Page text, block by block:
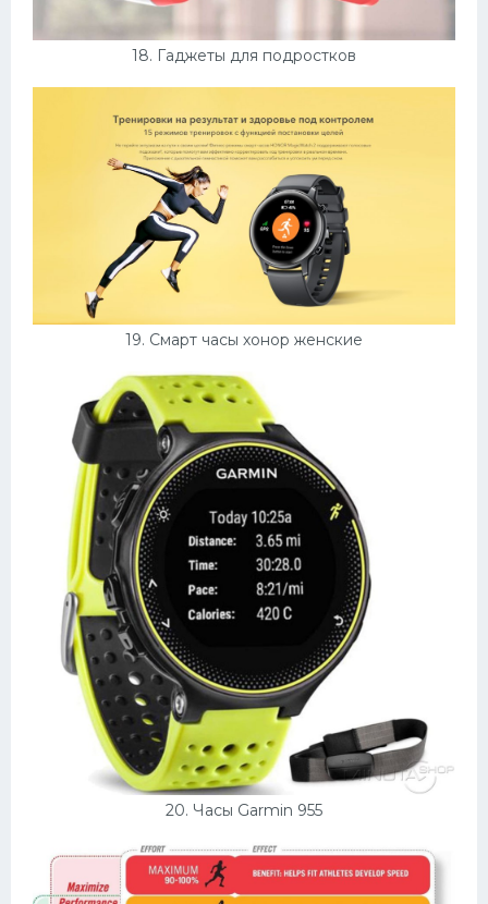
18. Гаджеты для подростков
19. Смарт часы хонор женские
20. Часы Garmin 955